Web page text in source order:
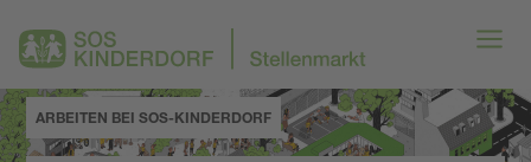
ARBEITEN BEI SOS-KINDERDORF